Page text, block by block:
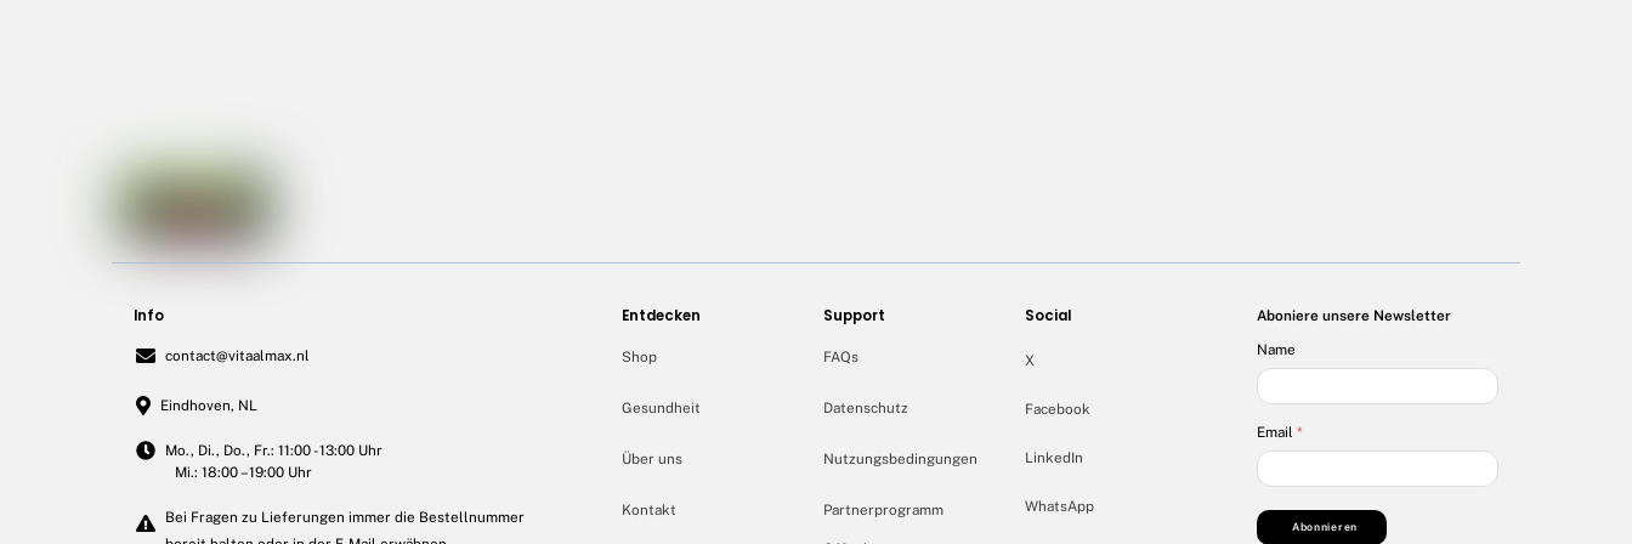
Info
contact@vitaalmax.nl
Eindhoven, NL
Mo., Di., Do., Fr.: 11:00 - 13:00 Uhr
Mi.: 18:00 – 19:00 Uhr
Bei Fragen zu Lieferungen immer die Bestellnummer
Entdecken
Shop
Gesundheit
Über uns
Kontakt
Support
FAQs
Datenschutz
Nutzungsbedingungen
Partnerprogramm
Social
X
Facebook
LinkedIn
WhatsApp
Aboniere unsere Newsletter
Name
Email *
Abonnieren